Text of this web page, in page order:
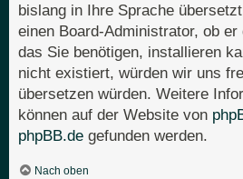
bislang in Ihre Sprache
einen Board-Administrator, ob
das Sie benötigen, installieren
nicht existiert, würden wir uns
übersetzen würden. Weitere
können auf der Website von
phpBB.de gefunden werden.
Nach oben